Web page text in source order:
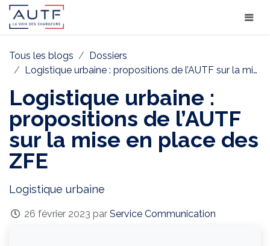
Tous les blogs
Dossiers
Logistique urbaine : propositions de l’AUTF sur la mise en place des ZFE
Logistique urbaine :
propositions de l’AUTF
sur la mise en place des
ZFE
Logistique urbaine
26 février 2023 par Service Communication